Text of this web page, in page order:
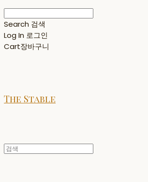
Search 검색
Log In 로그인
Cart장바구니
The Stable